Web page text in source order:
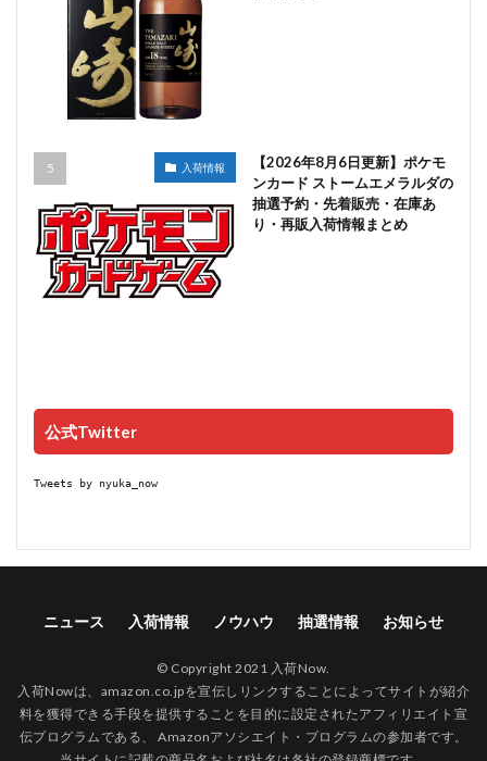
入荷情報
【2026年8月6日更新】ポケモ
ンカード ストームエメラルダの
抽選予約・先着販売・在庫あ
り・再販入荷情報まとめ
公式Twitter
Tweets by nyuka_now
ニュース 入荷情報 ノウハウ 抽選情報 お知らせ
© Copyright 2021 入荷Now.
入荷Nowは、amazon.co.jpを宣伝しリンクすることによってサイトが紹介
料を獲得できる手段を提供することを目的に設定されたアフィリエイト宣
伝プログラムである、 Amazonアソシエイト・プログラムの参加者です。